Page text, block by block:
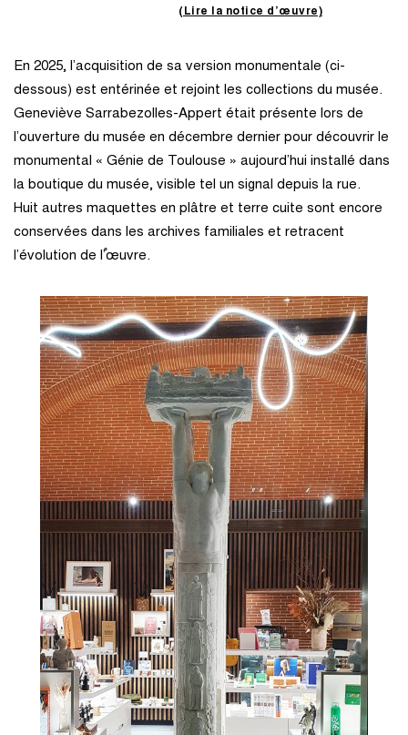
(Lire la notice d’œuvre)
En 2025, l’acquisition de sa version monumentale (ci-
dessous) est entérinée et rejoint les collections du musée.
Geneviève Sarrabezolles-Appert était présente lors de
l’ouverture du musée en décembre dernier pour découvrir le
monumental « Génie de Toulouse » aujourd’hui installé dans
la boutique du musée, visible tel un signal depuis la rue.
Huit autres maquettes en plâtre et terre cuite sont encore
conservées dans les archives familiales et retracent
l’évolution de l’֯œuvre.